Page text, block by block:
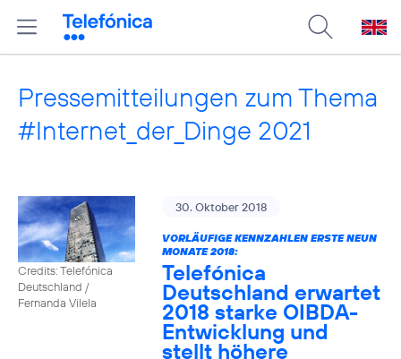
Pressemitteilungen zum Thema
#Internet_der_Dinge 2021
Credits: Telefónica
Deutschland /
Fernanda Vilela
30. Oktober 2018
VORLÄUFIGE KENNZAHLEN ERSTE NEUN
MONATE 2018:
Telefónica
Deutschland erwartet
2018 starke OIBDA-
Entwicklung und
stellt höhere